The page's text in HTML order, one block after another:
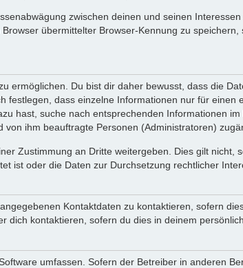
zwischen deinen und seinen
übermittelter Browser-Kennung zu
ermöglichen. Du bist dir daher bewusst, dass die
festlegen, dass einzelne Informationen nur für
hast, suche nach entsprechenden Informationen
ihm beauftragte Personen (Administratoren)
Zustimmung an Dritte weitergeben. Dies gilt nicht,
ist oder die Daten zur Durchsetzung rechtlicher
Kontaktdaten zu kontaktieren, sofern
kontaktieren, sofern du dies in deinem
umfassen. Sofern der Betreiber in anderen